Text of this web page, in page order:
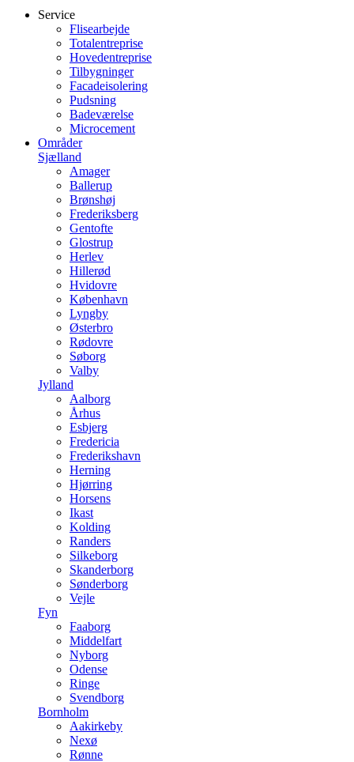
Service
Flisearbejde
Totalentreprise
Hovedentreprise
Tilbygninger
Facadeisolering
Pudsning
Badeværelse
Microcement
Områder
Sjælland
Amager
Ballerup
Brønshøj
Frederiksberg
Gentofte
Glostrup
Herlev
Hillerød
Hvidovre
København
Lyngby
Østerbro
Rødovre
Søborg
Valby
Jylland
Aalborg
Århus
Esbjerg
Fredericia
Frederikshavn
Herning
Hjørring
Horsens
Ikast
Kolding
Randers
Silkeborg
Skanderborg
Sønderborg
Vejle
Fyn
Faaborg
Middelfart
Nyborg
Odense
Ringe
Svendborg
Bornholm
Aakirkeby
Nexø
Rønne